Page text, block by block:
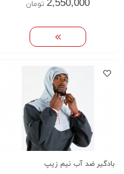
2,550,000 تومان
بادگیر ضد آب نیم زیپ